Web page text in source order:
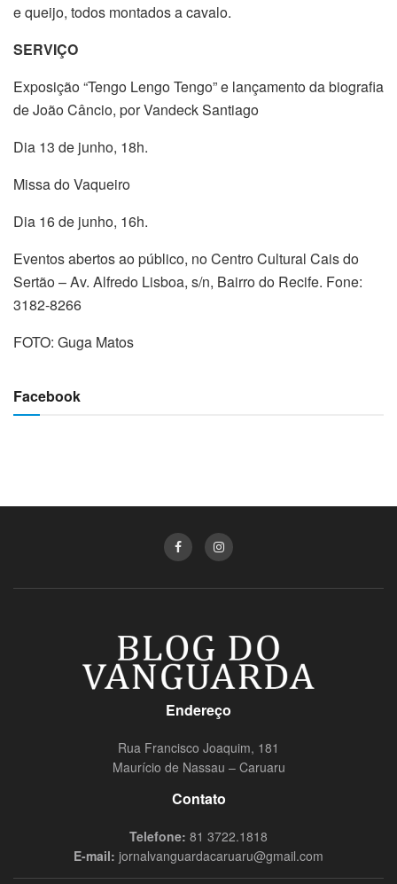
e queijo, todos montados a cavalo.
SERVIÇO
Exposição “Tengo Lengo Tengo” e lançamento da biografia
de João Câncio, por Vandeck Santiago
Dia 13 de junho, 18h.
Missa do Vaqueiro
Dia 16 de junho, 16h.
Eventos abertos ao público, no Centro Cultural Cais do
Sertão – Av. Alfredo Lisboa, s/n, Bairro do Recife. Fone:
3182-8266
FOTO: Guga Matos
Facebook
Endereço
Rua Francisco Joaquim, 181
Maurício de Nassau – Caruaru
Contato
Telefone: 81 3722.1818
E-mail: jornalvanguardacaruaru@gmail.com